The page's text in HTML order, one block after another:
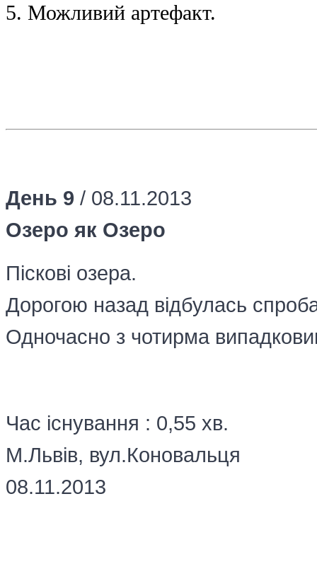
5. Можливий артефакт.
День 9 / 08.11.2013
Озеро як Озеро
Піскові озера.
Дорогою назад відбулась
Одночасно з чотирма
Час існування : 0,55 хв.
М.Львів, вул.Коновальця
08.11.2013